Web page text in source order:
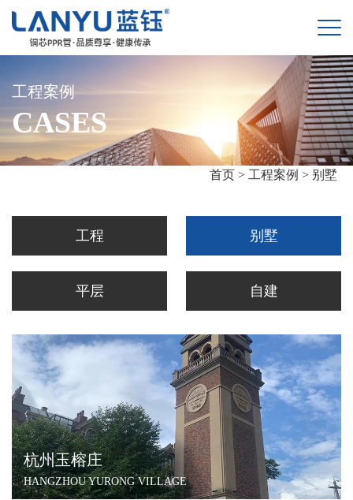
工程案例
CASES
首页 > 工程案例 > 别墅
工程 别墅
平层 自建
杭州玉榕庄
HANGZHOU YURONG VILLAGE